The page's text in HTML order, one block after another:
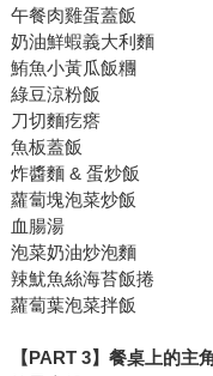
午餐肉雞蛋蓋飯
奶油鮮蝦義大利麵
鮪魚小黃瓜飯糰
綠豆涼粉飯
刀切麵疙瘩
魚板蓋飯
炸醬麵 & 蛋炒飯
蘿蔔塊泡菜炒飯
血腸湯
泡菜奶油炒泡麵
辣魷魚絲海苔飯捲
蘿蔔葉泡菜拌飯
【PART 3】餐桌上的主